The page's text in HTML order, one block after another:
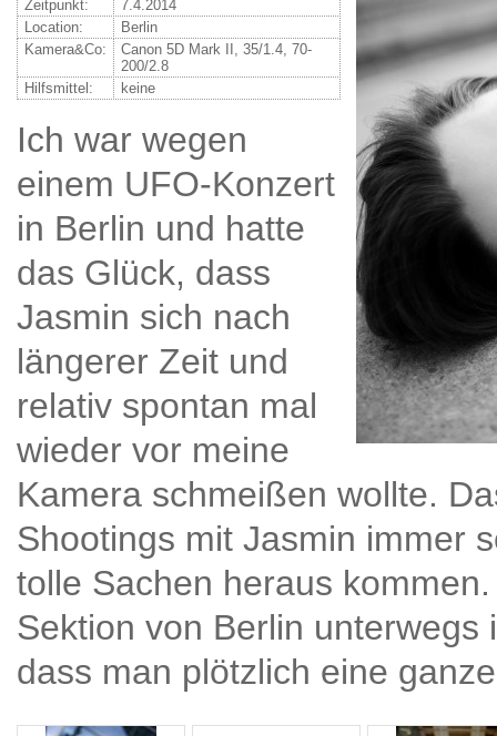
Zeitpunkt:
7.4.2014
Location:
Berlin
Kamera&Co:
Canon 5D Mark II, 35/1.4, 70-
200/2.8
Hilfsmittel:
keine
Ich war wegen
einem UFO-Konzert
in Berlin und hatte
das Glück, dass
Jasmin sich nach
längerer Zeit und
relativ spontan mal
wieder vor meine
Kamera schmeißen wollte.
Shootings mit Jasmin immer
tolle Sachen heraus
Sektion von Berlin
dass man plötzlich eine